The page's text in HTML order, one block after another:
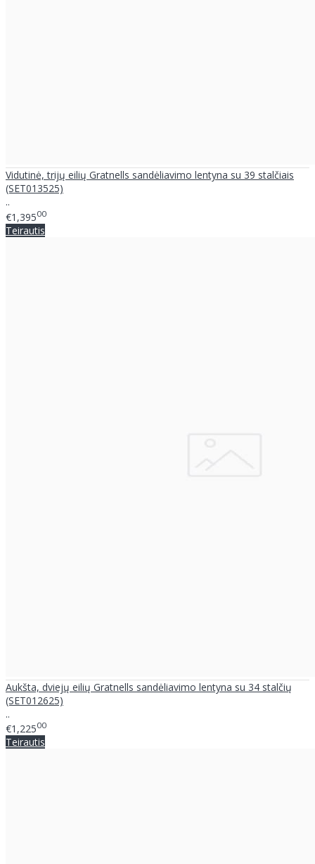
Vidutinė, trijų eilių Gratnells sandėliavimo lentyna su 39 stalčiais
(SET013525)
..
€1,39500
Teirautis
Aukšta, dviejų eilių Gratnells sandėliavimo lentyna su 34 stalčių
(SET012625)
..
€1,22500
Teirautis